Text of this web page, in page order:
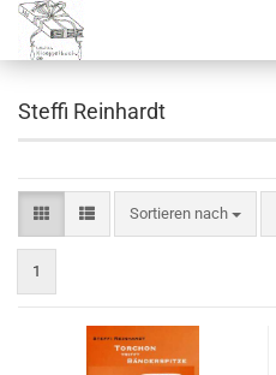
Steffi Reinhardt
Sortieren nach
Sortieren nach
1